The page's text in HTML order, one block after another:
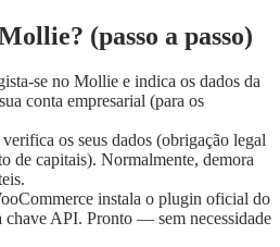
(passo a passo)
se no Mollie e indica os dados da
conta empresarial (para os
os seus dados (obrigação legal
de capitais). Normalmente, demora
instala o plugin oficial do
API. Pronto — sem necessidade